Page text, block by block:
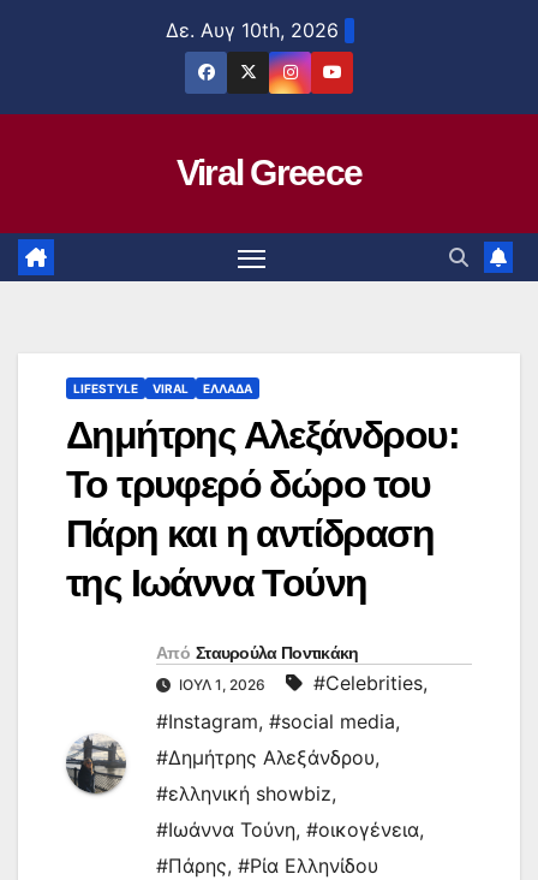
Δε. Αυγ 10th, 2026
Viral Greece
LIFESTYLE VIRAL ΕΛΛΑΔΑ
Δημήτρης Αλεξάνδρου:
Το τρυφερό δώρο του
Πάρη και η αντίδραση
της Ιωάννα Τούνη
Από Σταυρούλα Ποντικάκη
ΙΟΎΛ 1, 2026 #Celebrities,
#Instagram, #social media,
#Δημήτρης Αλεξάνδρου,
#ελληνική showbiz,
#Ιωάννα Τούνη, #οικογένεια,
#Πάρης, #Ρία Ελληνίδου